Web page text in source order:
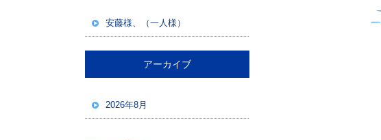
安藤様、（一人様）
アーカイブ
2026年8月